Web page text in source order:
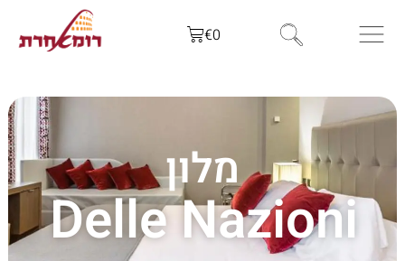
€0
מלון
Delle Nazioni